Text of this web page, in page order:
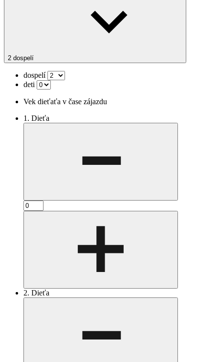
2 dospelí
dospelí
deti
Vek dieťaťa v čase zájazdu
1. Dieťa
2. Dieťa